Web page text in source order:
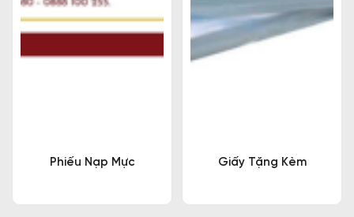
Phiếu Nạp Mực Giấy Tặng Kèm